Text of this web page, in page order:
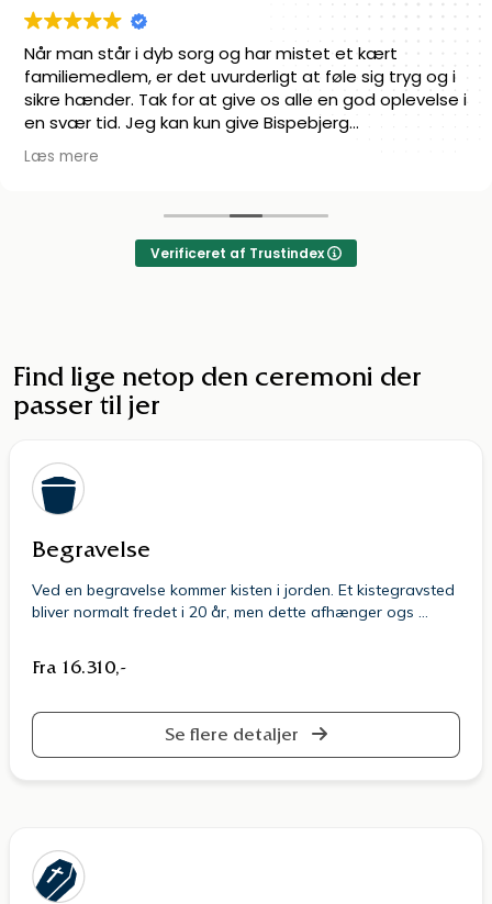
Super venligt personale! De er gode til at få givet den
smukke afsked som de står inde for. Kan klart
anbefale dem!
Verificeret af Trustindex
Find lige netop den ceremoni der
passer til jer
Begravelse
Ved en begravelse kommer kisten i jorden. Et kistegravsted
bliver normalt fredet i 20 år, men dette afhænger ogs …
Fra 16.310,-
Se flere detaljer